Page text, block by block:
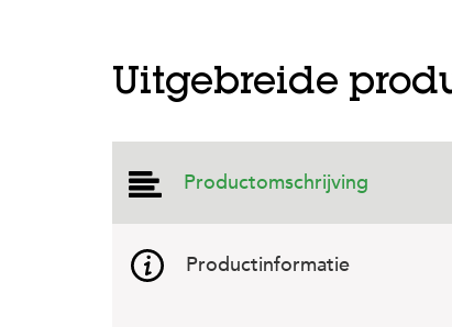
Uitgebreide
Productomschrijving
Productinformatie